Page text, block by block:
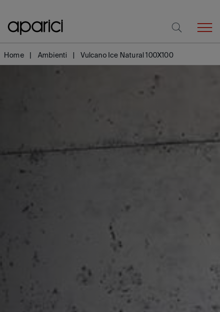
Home Ambienti Vulcano Ice Natural 100X100